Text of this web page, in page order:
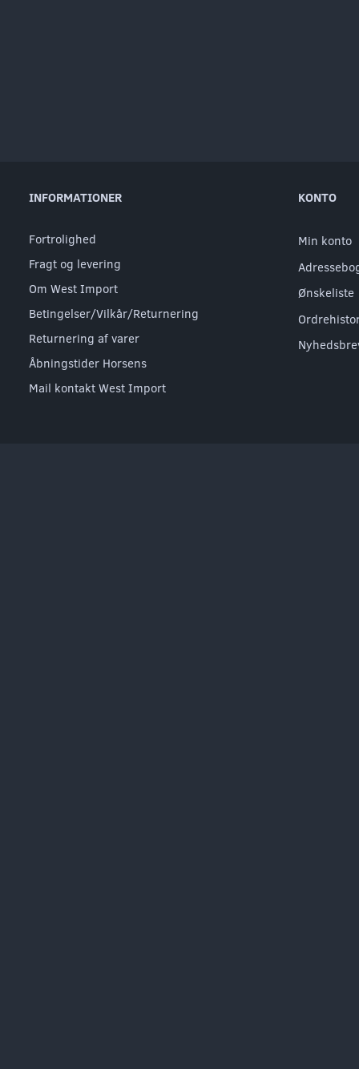
INFORMATIONER
Fortrolighed
Fragt og levering
Om West Import
Betingelser/Vilkår/Returnering
Returnering af varer
Åbningstider Horsens
Mail kontakt West Import
KONTO
Min konto
Ønskeliste